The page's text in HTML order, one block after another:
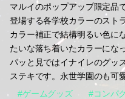
マルイのポップアップ限定品
登場する各学校カラーのスト
カラー補正で結構明るい色に
たいな落ち着いたカラーにな
パッと見ではイナイレのグッ
ステキです。永世学園のも可
#ゲームグッズ
#コンパ